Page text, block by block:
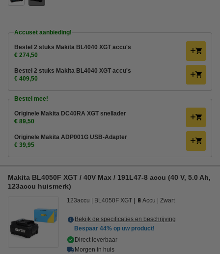
Accuset aanbieding!
Bestel 2 stuks Makita BL4040 XGT accu's
€ 274,50
Bestel 2 stuks Makita BL4040 XGT accu's
€ 409,50
Bestel mee!
Originele Makita DC40RA XGT snellader
€ 89,50
Originele Makita ADP001G USB-Adapter
€ 39,95
Makita BL4050F XGT / 40V Max / 191L47-8 accu (40 V, 5.0 Ah,
123accu huismerk)
123accu BL4050F XGT 🔋Accu Zwart
Bekijk de specificaties en beschrijving
Bespaar 44% op uw product!
Direct leverbaar
Morgen in huis